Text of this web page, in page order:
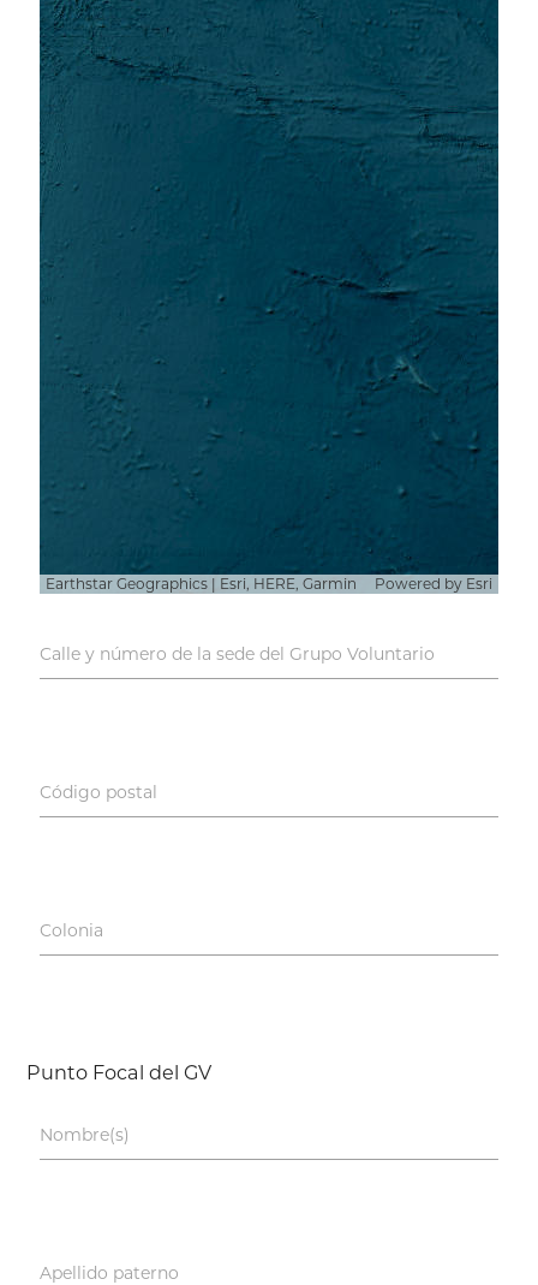
Earthstar Geographics | Esri, HERE, Garmin Powered by Esri
Calle y número de la sede del Grupo Voluntario
Código postal
Colonia
Punto Focal del GV
Nombre(s)
Apellido paterno